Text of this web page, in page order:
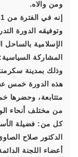
ومن والاه.
وتوفيقه الدورة
الإسلامية
المشاركة
وذلك بمدينة
هذه الدورة خمس
متتابعة، وحضرها
من مختلف أنحاء
كل من: فضيلة
الدكتور صلاح
أعضاء اللجنة